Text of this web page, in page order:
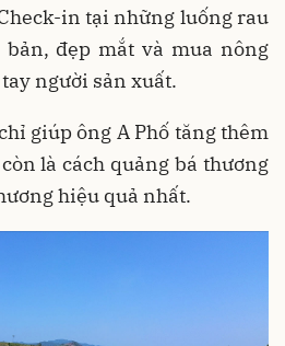
in tại những luống rau
đẹp mắt và mua nông
người sản xuất.
giúp ông A Phố tăng thêm
là cách quảng bá thương
hiệu quả nhất.